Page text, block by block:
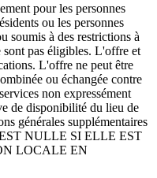
pour les personnes
ou les personnes
soumis à des restrictions à
sont pas éligibles. L'offre et
L'offre ne peut être
ou échangée contre
non expressément
de disponibilité du lieu de
générales supplémentaires
NULLE SI ELLE EST
LOCALE EN